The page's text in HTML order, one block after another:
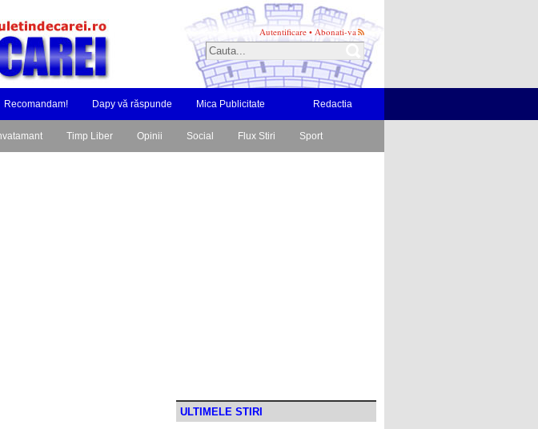
Autentificare • Abonati-va
Recomandam! Dapy vă răspunde Mica Publicitate Redactia
Timp Liber Opinii Social Flux Stiri Sport
ULTIMELE STIRI